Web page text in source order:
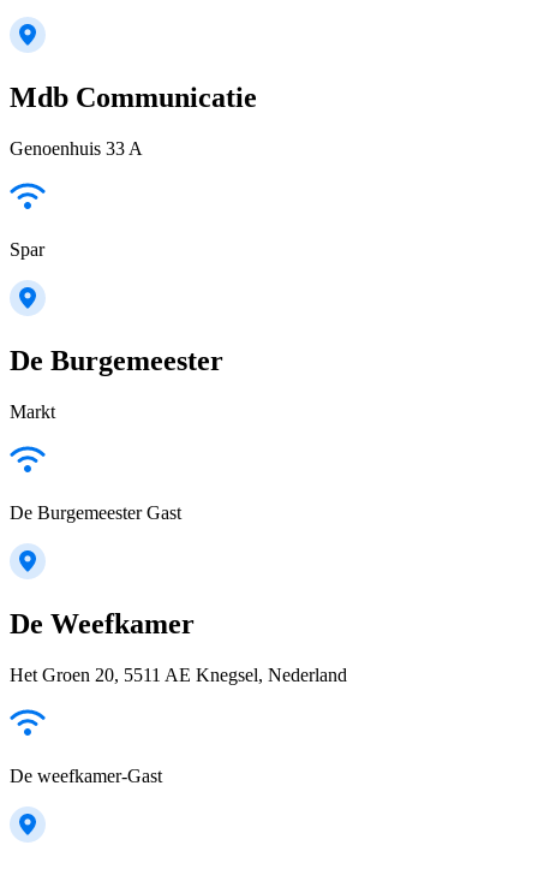
Mdb Communicatie
Genoenhuis 33 A
Spar
De Burgemeester
Markt
De Burgemeester Gast
De Weefkamer
Het Groen 20, 5511 AE Knegsel, Nederland
De weefkamer-Gast